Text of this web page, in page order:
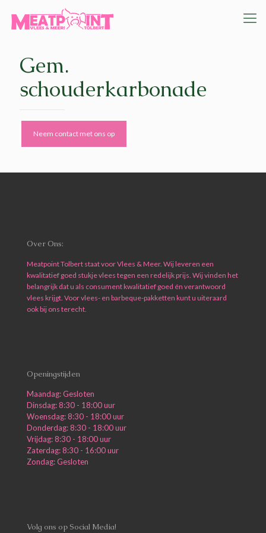
Gem.
schouderkarbonade
Neem contact met ons op
Over Ons:
Meatpoint Tolbert staat voor Vlees & Meer. Wij leveren een
kwalitatief goed stukje vlees tegen een redelijk prijs. Wij vinden het
belangrijk dat u als consument kwalitatief goed én verantwoord
vlees krijgt. Voor vlees- en barbeque-pakketten kunt u uiteraard
ook bij ons terecht.
Openingstijden
Maandag: Gesloten
Dinsdag: 8:30 - 18:00 uur
Woensdag: 8:30 - 18:00 uur
Donderdag: 8:30 - 18:00 uur
Vrijdag: 8:30 - 18:00 uur
Zaterdag: 8:30 - 16:00 uur
Zondag: Gesloten
Volg ons op Social Media!